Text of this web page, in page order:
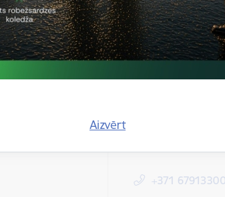
Aizvērt
+371 67913300